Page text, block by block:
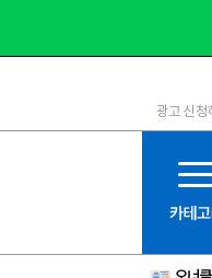
1등급
11등급
12등급
15등급
광고 신청